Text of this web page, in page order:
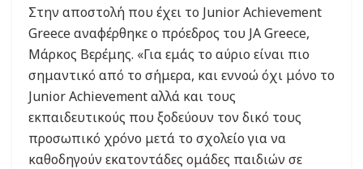
Στην αποστολή που έχει το Junior Achievement
Greece αναφέρθηκε ο πρόεδρος του JA Greece,
Μάρκος Βερέμης. «Για εμάς το αύριο είναι πιο
σημαντικό από το σήμερα, και εννοώ όχι μόνο το
Junior Achievement αλλά και τους
εκπαιδευτικούς που ξοδεύουν τον δικό τους
προσωπικό χρόνο μετά το σχολείο για να
καθοδηγούν εκατοντάδες ομάδες παιδιών σε